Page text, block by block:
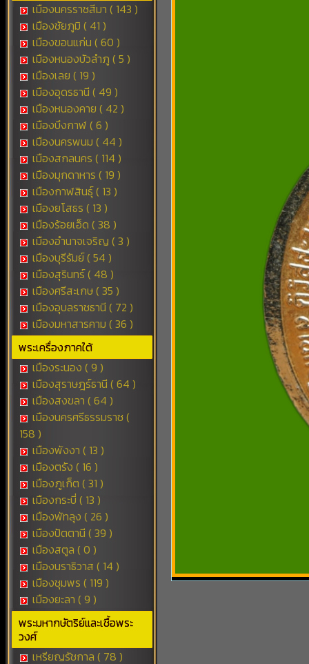
เมืองนครราชสีมา ( 143 )
เมืองชัยภูมิ ( 41 )
เมืองขอนแก่น ( 60 )
เมืองหนองบัวลำภู ( 5 )
เมืองเลย ( 19 )
เมืองอุดรธานี ( 49 )
เมืองหนองคาย ( 42 )
เมืองบึงกาฬ ( 6 )
เมืองนครพนม ( 44 )
เมืองสกลนคร ( 114 )
เมืองมุกดาหาร ( 19 )
เมืองกาฬสินธุ์ ( 13 )
เมืองยโสธร ( 13 )
เมืองร้อยเอ็ด ( 38 )
เมืองอำนาจเจริญ ( 3 )
เมืองบุรีรัมย์ ( 54 )
เมืองสุรินทร์ ( 48 )
เมืองศรีสะเกษ ( 35 )
เมืองอุบลราชธานี ( 72 )
เมืองมหาสารคาม ( 36 )
พระเครื่องภาคใต้
เมืองระนอง ( 9 )
เมืองสุราษฎร์ธานี ( 64 )
เมืองสงขลา ( 64 )
เมืองนครศรีธรรมราช (
158 )
เมืองพังงา ( 13 )
เมืองตรัง ( 16 )
เมืองภูเก็ต ( 31 )
เมืองกระบี่ ( 13 )
เมืองพัทลุง ( 26 )
เมืองปัตตานี ( 39 )
เมืองสตูล ( 0 )
เมืองนราธิวาส ( 14 )
เมืองชุมพร ( 119 )
เมืองยะลา ( 9 )
พระมหากษัตริย์และเชื้อพระ
วงศ์
เหรียญรัชกาล ( 78 )